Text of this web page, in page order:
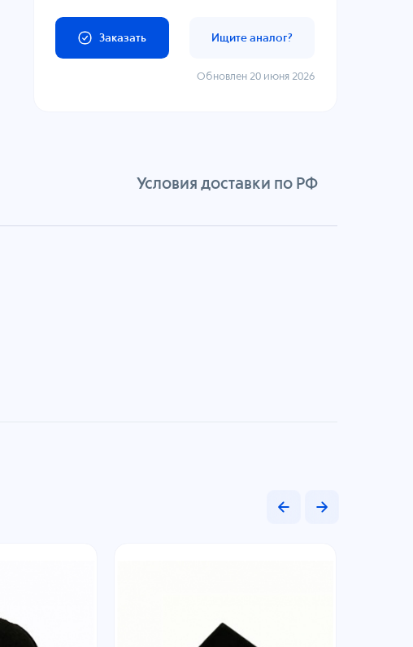
Заказать Ищите аналог?
Обновлен 20 июня 2026
Условия доставки по РФ